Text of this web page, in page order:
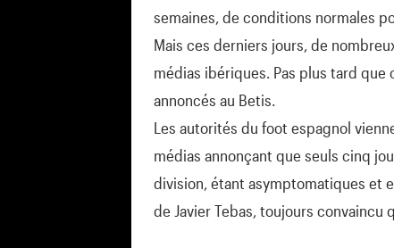
semaines, de conditions normales
Mais ces derniers jours, de
médias ibériques. Pas plus tard
annoncés au Betis.
Les autorités du foot espagnol
médias annonçant que seuls cinq
division, étant asymptomatiques et
de Javier Tebas, toujours convaincu